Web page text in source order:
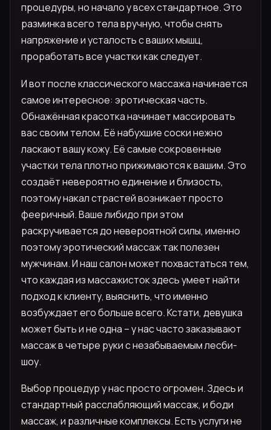
процедуры, но начало у всех стандартное. Это
разминка всего тела вручную, чтобы снять
напряжение и усталость с ваших мышц,
проработать все участки как следует.
И вот после классического массажа начинается
самое интересное: эротическая часть.
Обнажённая красотка начинает массировать
вас своим телом. Её набухшие соски нежно
ласкают вашу кожу. Её самые сокровенные
участки тела плотно прижимаются к вашим. Это
создаёт невероятно единение и близость,
поэтому накал страстей возникает просто
фееричный. Ваше либидо при этом
раскручивается до невероятной силы, именно
поэтому эротический массаж так полезен
мужчинам. И наш салон может похвастаться тем,
что каждая из массажисток здесь умеет найти
подход к клиенту, выяснить, что именно
возбуждает его больше всего. Кстати, девушка
может быть и не одна – у нас часто заказывают
массаж в четыре руки с незабываемым лесби-
шоу.
Выбор процедур у нас просто огромен. Здесь и
стандартный расслабляющий массаж, и боди
массаж, и различные комплексы. Есть услуги не